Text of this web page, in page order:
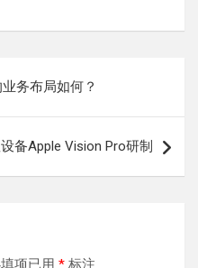
务布局如何？
备Apple Vision Pro研制
项已用 * 标注